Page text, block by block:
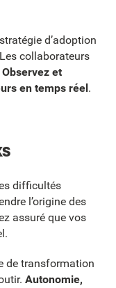
d’adoption
collaborateurs
Observez et
en temps réel.
difficultés
l’origine des
assuré que vos
de transformation
Autonomie,